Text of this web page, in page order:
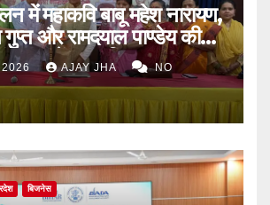
में महाकवि बाबू महेश नारायण,
और रामदयाल पाण्डेय की
72वें जन्म-दिवस पर
हुए सम्मानित
AJAY JHA NO
बिजनेस